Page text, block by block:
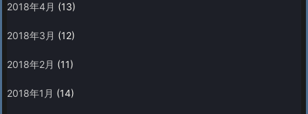
2018年4月 (13)
2018年3月 (12)
2018年2月 (11)
2018年1月 (14)